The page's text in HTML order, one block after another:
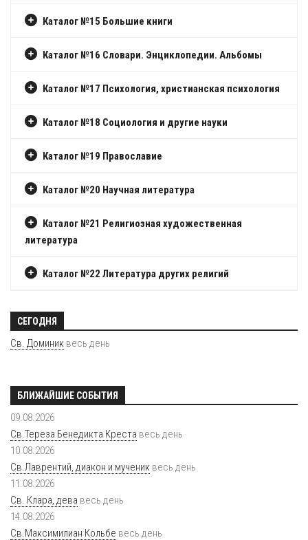
Каталог №15 Большие книги
Каталог №16 Словари. Энциклопедии. Альбомы
Каталог №17 Психология, христианская психология
Каталог №18 Социология и другие науки
Каталог №19 Православие
Каталог №20 Научная литература
Каталог №21 Религиозная художественная
литература
Каталог №22 Литература других религий
СЕГОДНЯ
Св. Доминик весь день
БЛИЖАЙШИЕ СОБЫТИЯ
09.08.2026
Св.Тереза Бенедикта Креста весь день
10.08.2026
Св.Лаврентий, диакон и мученик весь день
11.08.2026
Св. Клара, дева весь день
14.08.2026
Св.Максимилиан Кольбе весь день